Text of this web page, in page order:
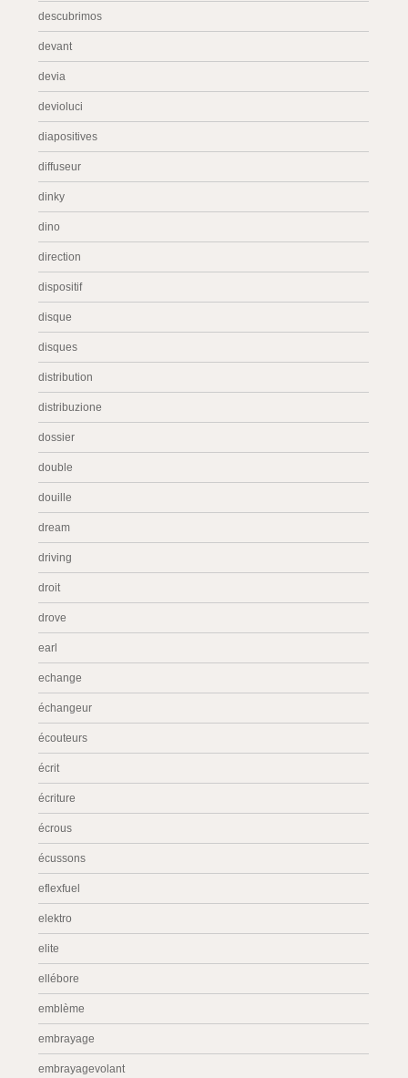
descubrimos
devant
devia
devioluci
diapositives
diffuseur
dinky
dino
direction
dispositif
disque
disques
distribution
distribuzione
dossier
double
douille
dream
driving
droit
drove
earl
echange
échangeur
écouteurs
écrit
écriture
écrous
écussons
eflexfuel
elektro
elite
ellébore
emblème
embrayage
embrayagevolant